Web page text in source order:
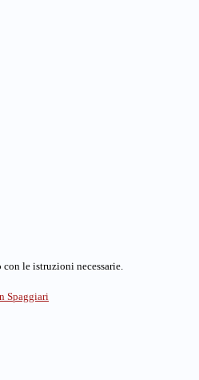
le istruzioni necessarie.
Spaggiari